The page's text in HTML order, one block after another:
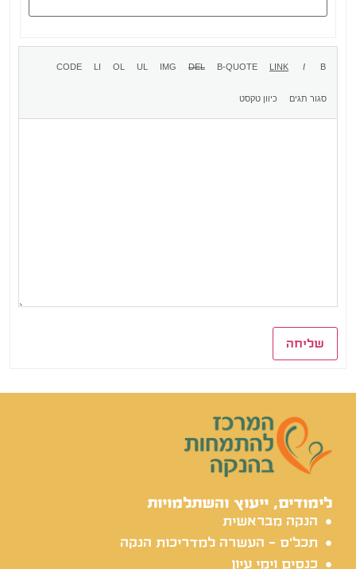
שליחה
לימודים, ייעוץ והשתלמויות
הנקה מבראשית
תכל'ס - העשרה למדריכות הנקה
כנסים וימי עיון